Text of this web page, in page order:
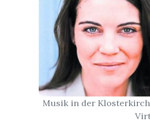
Musik in der